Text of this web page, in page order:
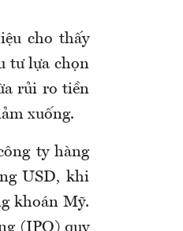
cho thấy
tư lựa chọn
rủi ro tiền
xuống.
ty hàng
USD, khi
khoán Mỹ.